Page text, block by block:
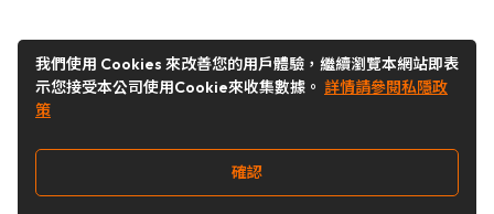
我們使用 Cookies 來改善您的用戶體驗，繼續瀏覽本網站即表
示您接受本公司使用Cookie來收集數據。 詳情請參閱私隱政
策
確認